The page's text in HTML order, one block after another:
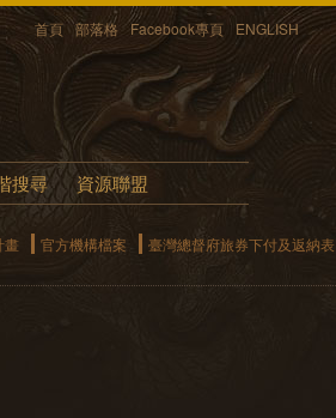
首頁 部落格 Facebook專頁 ENGLISH
搜尋 資源聯盟
畫 官方機構檔案
臺灣總督府旅券下付及返納表